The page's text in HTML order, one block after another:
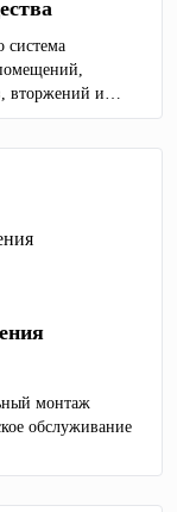
система
вторжений и
монтаж
обслуживание